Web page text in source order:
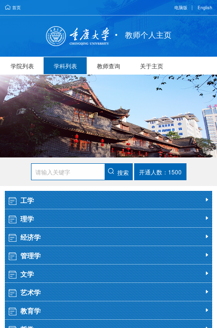
首页 电脑版 English
教师个人主页
学院列表 学科列表 教师查询 关于主页
搜索 开通人数：1500
工学
理学
经济学
管理学
文学
艺术学
教育学